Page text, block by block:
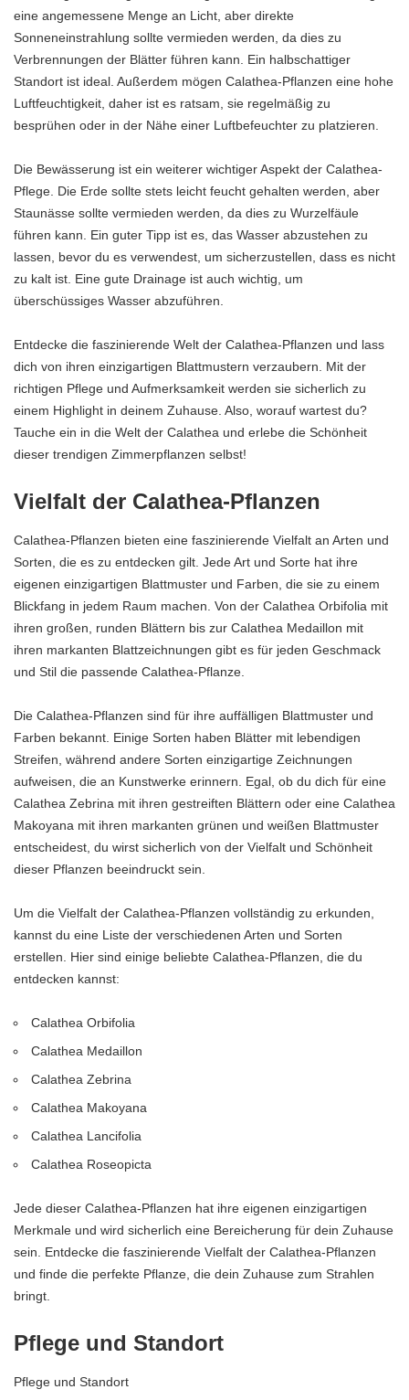
eine angemessene Menge an Licht, aber direkte
Sonneneinstrahlung sollte vermieden werden, da dies zu
Verbrennungen der Blätter führen kann. Ein halbschattiger
Standort ist ideal. Außerdem mögen Calathea-Pflanzen eine hohe
Luftfeuchtigkeit, daher ist es ratsam, sie regelmäßig zu
besprühen oder in der Nähe einer Luftbefeuchter zu platzieren.
Die Bewässerung ist ein weiterer wichtiger Aspekt der Calathea-
Pflege. Die Erde sollte stets leicht feucht gehalten werden, aber
Staunässe sollte vermieden werden, da dies zu Wurzelfäule
führen kann. Ein guter Tipp ist es, das Wasser abzustehen zu
lassen, bevor du es verwendest, um sicherzustellen, dass es nicht
zu kalt ist. Eine gute Drainage ist auch wichtig, um
überschüssiges Wasser abzuführen.
Entdecke die faszinierende Welt der Calathea-Pflanzen und lass
dich von ihren einzigartigen Blattmustern verzaubern. Mit der
richtigen Pflege und Aufmerksamkeit werden sie sicherlich zu
einem Highlight in deinem Zuhause. Also, worauf wartest du?
Tauche ein in die Welt der Calathea und erlebe die Schönheit
dieser trendigen Zimmerpflanzen selbst!
Vielfalt der Calathea-Pflanzen
Calathea-Pflanzen bieten eine faszinierende Vielfalt an Arten und
Sorten, die es zu entdecken gilt. Jede Art und Sorte hat ihre
eigenen einzigartigen Blattmuster und Farben, die sie zu einem
Blickfang in jedem Raum machen. Von der Calathea Orbifolia mit
ihren großen, runden Blättern bis zur Calathea Medaillon mit
ihren markanten Blattzeichnungen gibt es für jeden Geschmack
und Stil die passende Calathea-Pflanze.
Die Calathea-Pflanzen sind für ihre auffälligen Blattmuster und
Farben bekannt. Einige Sorten haben Blätter mit lebendigen
Streifen, während andere Sorten einzigartige Zeichnungen
aufweisen, die an Kunstwerke erinnern. Egal, ob du dich für eine
Calathea Zebrina mit ihren gestreiften Blättern oder eine Calathea
Makoyana mit ihren markanten grünen und weißen Blattmuster
entscheidest, du wirst sicherlich von der Vielfalt und Schönheit
dieser Pflanzen beeindruckt sein.
Um die Vielfalt der Calathea-Pflanzen vollständig zu erkunden,
kannst du eine Liste der verschiedenen Arten und Sorten
erstellen. Hier sind einige beliebte Calathea-Pflanzen, die du
entdecken kannst:
Calathea Orbifolia
Calathea Medaillon
Calathea Zebrina
Calathea Makoyana
Calathea Lancifolia
Calathea Roseopicta
Jede dieser Calathea-Pflanzen hat ihre eigenen einzigartigen
Merkmale und wird sicherlich eine Bereicherung für dein Zuhause
sein. Entdecke die faszinierende Vielfalt der Calathea-Pflanzen
und finde die perfekte Pflanze, die dein Zuhause zum Strahlen
bringt.
Pflege und Standort
Pflege und Standort